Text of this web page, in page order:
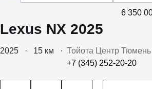
Lexus NX 2025
6 350
2025 · 15 км · Тойота Центр
+7 (345) 252-20-20